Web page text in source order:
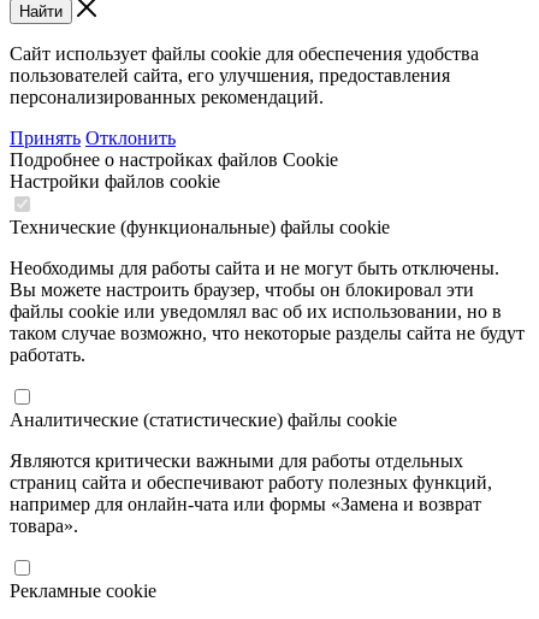
Найти
Сайт использует файлы cookie для обеспечения удобства
пользователей сайта, его улучшения, предоставления
персонализированных рекомендаций.
Принять Отклонить
Подробнее о настройках файлов Cookie
Настройки файлов cookie
Технические (функциональные) файлы cookie
Необходимы для работы сайта и не могут быть отключены.
Вы можете настроить браузер, чтобы он блокировал эти
файлы cookie или уведомлял вас об их использовании, но в
таком случае возможно, что некоторые разделы сайта не будут
работать.
Аналитические (статистические) файлы cookie
Являются критически важными для работы отдельных
страниц сайта и обеспечивают работу полезных функций,
например для онлайн-чата или формы «Замена и возврат
товара».
Рекламные cookie